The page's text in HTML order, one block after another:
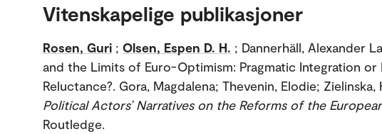
Vitenskapelige publikasjoner
Rosen, Guri ; Olsen, Espen D. H. ; Dannerhäll, Alexander
and the Limits of Euro-Optimism: Pragmatic Integration or
Reluctance?. Gora, Magdalena; Thevenin, Elodie; Zielinska,
Political Actors’ Narratives on the Reforms of the
Routledge.